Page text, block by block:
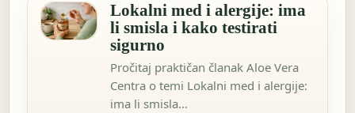
Lokalni med i alergije: ima
li smisla i kako testirati
sigurno
Pročitaj praktičan članak Aloe Vera
Centra o temi Lokalni med i alergije:
ima li smisla…